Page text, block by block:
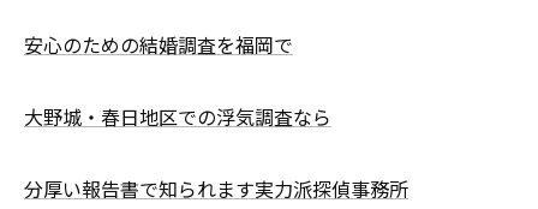
安心のための結婚調査を福岡で
大野城・春日地区での浮気調査なら
分厚い報告書で知られます実力派探偵事務所